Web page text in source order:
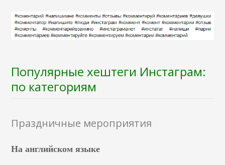
Популярные хештеги Инстаграм:
по категориям
Праздничные мероприятия
На английском языке